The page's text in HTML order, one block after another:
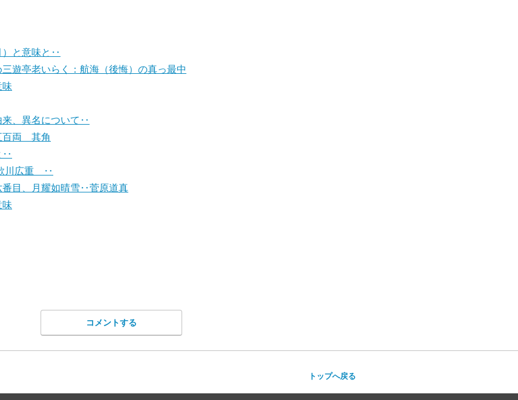
）と意味と‥
遊亭老いらく：航海（後悔）の真っ最中
、異名について‥
百両 其角
‥
川広重 ‥
番目、月耀如晴雪‥菅原道真
コメントする
トップへ戻る